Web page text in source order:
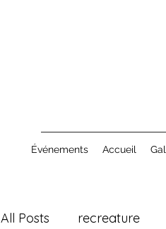
Événements Accueil
All Posts recreature